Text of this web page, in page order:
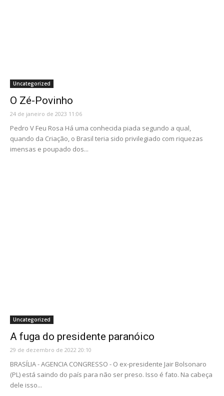
Uncategorized
O Zé-Povinho
24 de janeiro de 2023 11:06
Pedro V Feu Rosa Há uma conhecida piada segundo a qual,
quando da Criação, o Brasil teria sido privilegiado com riquezas
imensas e poupado dos...
Uncategorized
A fuga do presidente paranóico
29 de dezembro de 2022 20:10
BRASÍLIA - AGENCIA CONGRESSO - O ex-presidente Jair Bolsonaro
(PL) está saindo do país para não ser preso. Isso é fato. Na cabeça
dele isso...